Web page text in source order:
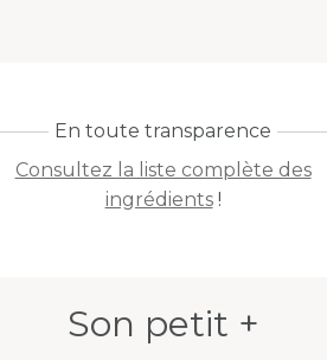
En toute transparence
Consultez la liste complète des
ingrédients!
Son petit +